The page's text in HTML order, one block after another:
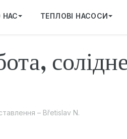
НАС ТЕПЛОВІ НАСОСИ
– Břetislav N.